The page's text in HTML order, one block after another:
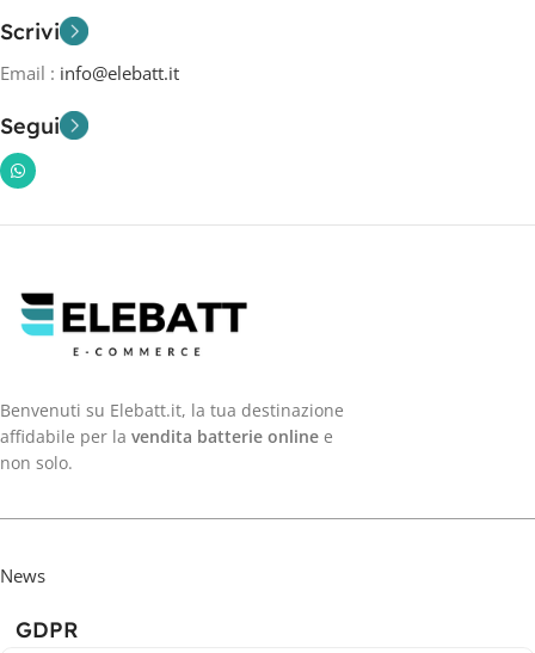
Scrivi
Email : info@elebatt.it
Segui
Benvenuti su Elebatt.it, la tua destinazione
affidabile per la vendita batterie online e
non solo.
News
GDPR